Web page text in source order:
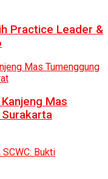
Practice Leader &
Mas